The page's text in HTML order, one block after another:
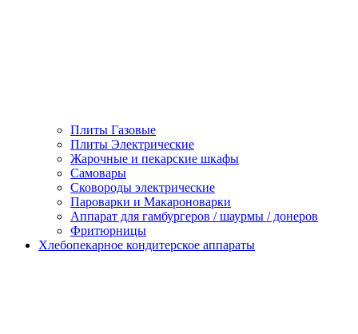
Плиты Газовые
Плиты Электрические
Жарочные и пекарские шкафы
Самовары
Сковороды электрические
Пароварки и Макароноварки
Аппарат для гамбургеров / шаурмы / донеров
Фритюрницы
Хлебопекарное кондитерское аппараты